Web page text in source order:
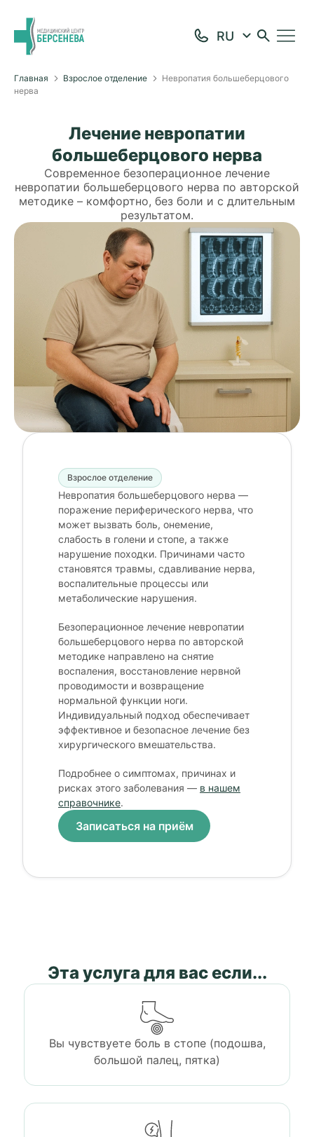
Главная Взрослое отделение
Невропатия большеберцового
нерва
Лечение невропатии
большеберцового нерва
Современное безоперационное лечение
невропатии большеберцового нерва по авторской
методике – комфортно, без боли и с длительным
результатом.
Взрослое отделение
Невропатия большеберцового нерва —
поражение периферического нерва, что
может вызвать боль, онемение,
слабость в голени и стопе, а также
нарушение походки. Причинами часто
становятся травмы, сдавливание нерва,
воспалительные процессы или
метаболические нарушения.
Безоперационное лечение невропатии
большеберцового нерва по авторской
методике направлено на снятие
воспаления, восстановление нервной
проводимости и возвращение
нормальной функции ноги.
Индивидуальный подход обеспечивает
эффективное и безопасное лечение без
хирургического вмешательства.
Подробнее о симптомах, причинах и
рисках этого заболевания — в нашем
справочнике.
Записаться на приём
Эта услуга для вас если...
Вы чувствуете боль в стопе (подошва,
большой палец, пятка)